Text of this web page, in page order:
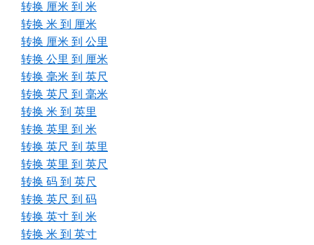
转换 厘米 到 米
转换 米 到 厘米
转换 厘米 到 公里
转换 公里 到 厘米
转换 毫米 到 英尺
转换 英尺 到 毫米
转换 米 到 英里
转换 英里 到 米
转换 英尺 到 英里
转换 英里 到 英尺
转换 码 到 英尺
转换 英尺 到 码
转换 英寸 到 米
转换 米 到 英寸